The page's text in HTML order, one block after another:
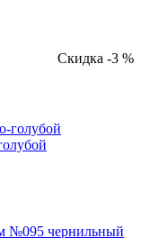
Скидка -3 %